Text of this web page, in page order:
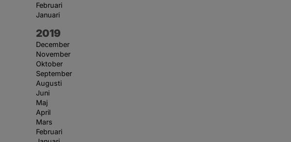
Februari
Januari
År:
2019
December
November
Oktober
September
Augusti
Juni
Maj
April
Mars
Februari